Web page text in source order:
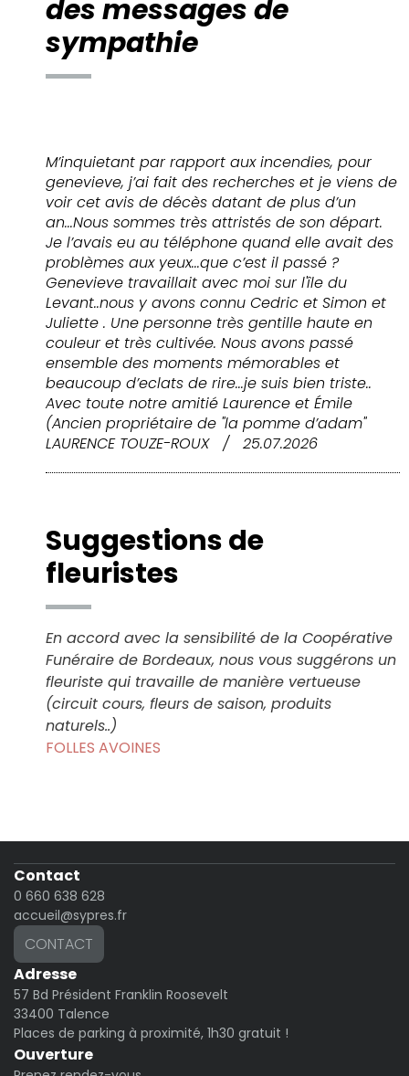
des messages de
sympathie
M’inquietant par rapport aux incendies, pour
genevieve, j’ai fait des recherches et je viens de
voir cet avis de décès datant de plus d’un
an...Nous sommes très attristés de son départ.
Je l’avais eu au téléphone quand elle avait des
problèmes aux yeux...que c’est il passé ?
Genevieve travaillait avec moi sur l'île du
Levant..nous y avons connu Cedric et Simon et
Juliette . Une personne très gentille haute en
couleur et très cultivée. Nous avons passé
ensemble des moments mémorables et
beaucoup d’eclats de rire...je suis bien triste..
Avec toute notre amitié Laurence et Émile
(Ancien propriétaire de "la pomme d’adam"
LAURENCE TOUZE-ROUX
/ 25.07.2026
Suggestions de
fleuristes
En accord avec la sensibilité de la Coopérative
Funéraire de Bordeaux, nous vous suggérons un
fleuriste qui travaille de manière vertueuse
(circuit cours, fleurs de saison, produits
naturels..)
FOLLES AVOINES
Contact
0 660 638 628
accueil@sypres.fr
CONTACT
Adresse
57 Bd Président Franklin Roosevelt
33400 Talence
Places de parking à proximité, 1h30 gratuit !
Ouverture